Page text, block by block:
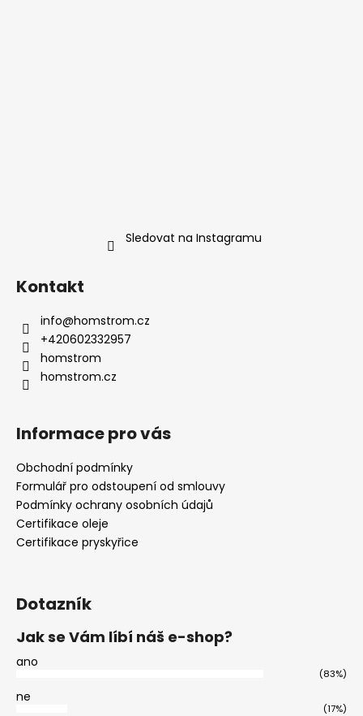
Sledovat na Instagramu
Kontakt
info@homstrom.cz
+420602332957
homstrom
homstrom.cz
Informace pro vás
Obchodní podmínky
Formulář pro odstoupení od smlouvy
Podmínky ochrany osobních údajů
Certifikace oleje
Certifikace pryskyřice
Dotazník
Jak se Vám líbí náš e-shop?
ano
(83%)
ne
(17%)